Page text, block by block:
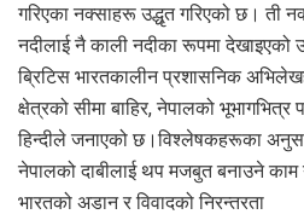
गरिएका नक्साहरू उद्धृत गरिएको छ। ती
नदीलाई नै काली नदीका रूपमा
ब्रिटिस भारतकालीन प्रशासनिक
क्षेत्रको सीमा बाहिर, नेपालको भूभागभित्र
हिन्दीले जनाएको छ।विश्लेषकहरूका
नेपालको दाबीलाई थप मजबुत बनाउने
भारतको अडान र विवादको निरन्तरता